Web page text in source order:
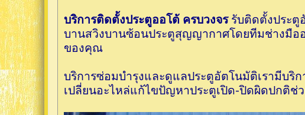
บริการติดตั้งประตูออโต้ ครบวงจรรับติดตั้งประ
บานสวิงบานซ้อนประตูสุญญากาศโดยทีมช่างมือ
ของคุณ
บริการซ่อมบำรุงและดูแลประตูอัตโนมัติเรามีบริ
เปลี่ยนอะไหล่แก้ไขปัญหาประตูเปิด-ปิดผิดปกติช่